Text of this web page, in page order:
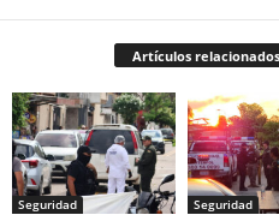
Artículos relacionados
Seguridad Seguridad